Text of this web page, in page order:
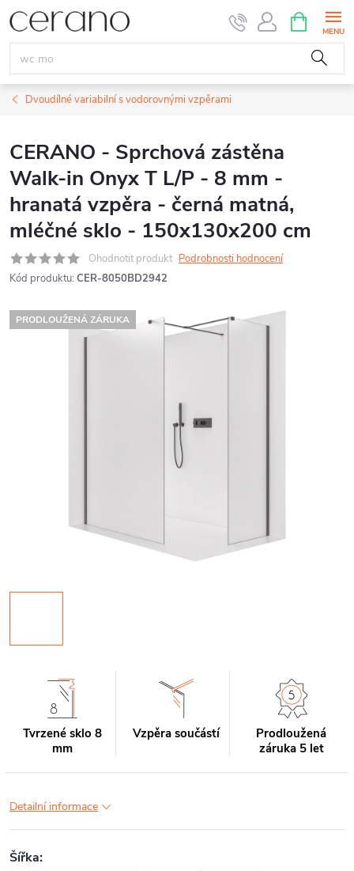
Přejít
na
obsah
NÁKUPNÍ
KOŠÍK
Dvoudílné variabilní s vodorovnými vzpěrami
CERANO - Sprchová zástěna
Walk-in Onyx T L/P - 8 mm -
hranatá vzpěra - černá matná,
mléčné sklo - 150x130x200 cm
Ohodnotit produkt Podrobnosti hodnocení
Kód produktu: CER-8050BD2942
PRODLOUŽENÁ ZÁRUKA
Tvrzené sklo 8
mm
Vzpěra součástí
Prodloužená
záruka 5 let
Detailní informace